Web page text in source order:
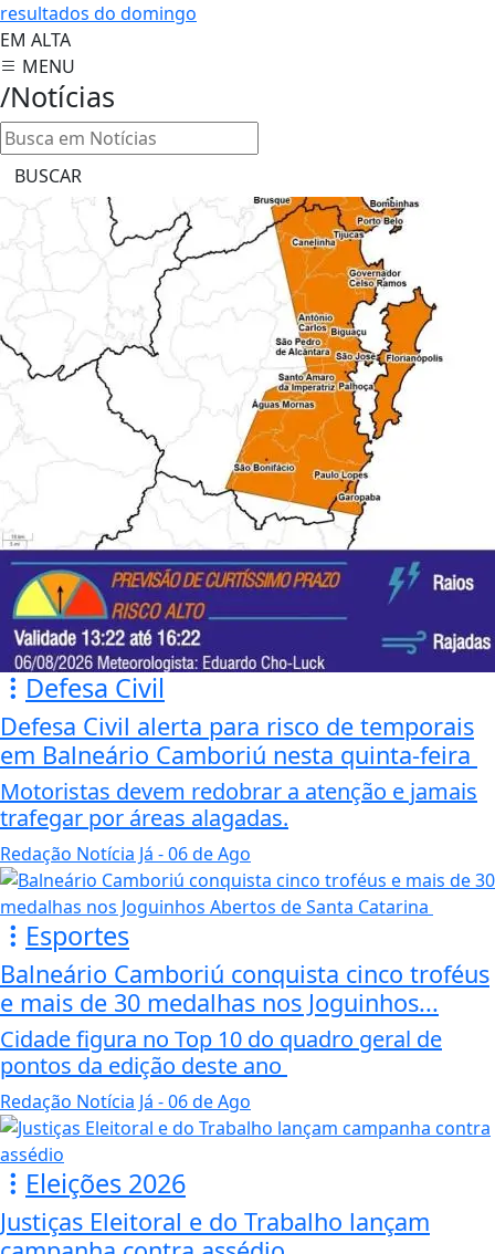
resultados do domingo
EM ALTA
MENU
/Notícias
BUSCAR
Defesa Civil
Defesa Civil alerta para risco de temporais
em Balneário Camboriú nesta quinta-feira
Motoristas devem redobrar a atenção e jamais
trafegar por áreas alagadas.
Redação Notícia Já - 06 de Ago
Esportes
Balneário Camboriú conquista cinco troféus
e mais de 30 medalhas nos Joguinhos...
Cidade figura no Top 10 do quadro geral de
pontos da edição deste ano
Redação Notícia Já - 06 de Ago
Eleições 2026
Justiças Eleitoral e do Trabalho lançam